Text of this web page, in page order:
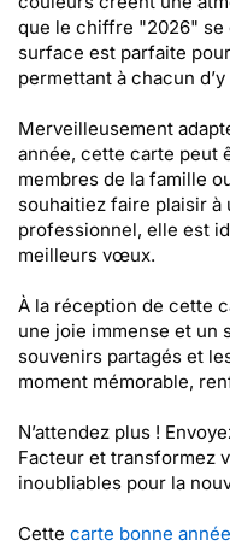
que le chiffre "2026" se
surface est parfaite
permettant à chacun
Merveilleusement
année, cette carte peut
membres de la famille
souhaitiez faire plaisir à
professionnel, elle est
meilleurs vœux.
À la réception de cette
une joie immense et un
souvenirs partagés et
moment mémorable,
N’attendez plus !
Facteur et transformez
inoubliables pour la
Cette carte bonne